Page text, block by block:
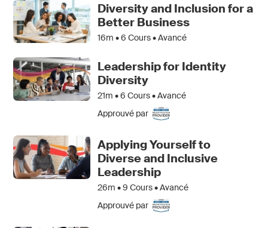
Diversity and Inclusion for a
Better Business
16m •6 Cours • Avancé
Leadership for Identity
Diversity
21m •6 Cours • Avancé
Approuvé par
Applying Yourself to
Diverse and Inclusive
Leadership
26m •9 Cours • Avancé
Approuvé par